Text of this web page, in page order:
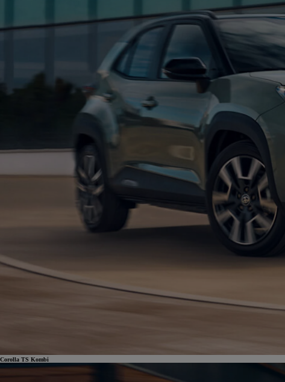
Corolla Hatchback
Corolla TS Kombi